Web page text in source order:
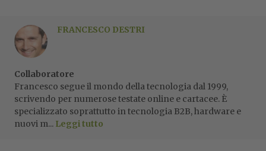
FRANCESCO DESTRI
Collaboratore
Francesco segue il mondo della tecnologia dal 1999,
scrivendo per numerose testate online e cartacee. È
specializzato soprattutto in tecnologia B2B, hardware e
nuovi m... Leggi tutto